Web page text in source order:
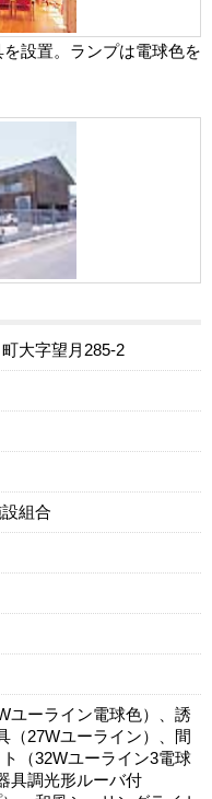
設置。ランプは電球色を
大字望月285-2
組合
ユーライン電球色）、誘
（27Wユーライン）、間
（32Wユーライン3電球
具調光形ルーバ付